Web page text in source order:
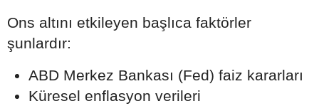
Ons altını etkileyen başlıca faktörler
şunlardır:
ABD Merkez Bankası (Fed) faiz kararları
Küresel enflasyon verileri